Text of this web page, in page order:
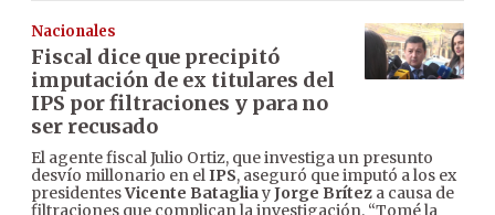
Nacionales
Fiscal dice que precipitó
imputación de ex titulares del
IPS por filtraciones y para no
ser recusado
El agente fiscal Julio Ortiz, que investiga un presunto
desvío millonario en elIPS, aseguró que imputó a los ex
presidentesVicente BatagliayJorge Brítez a causa de
filtraciones que complican la investigación. “Tomé la